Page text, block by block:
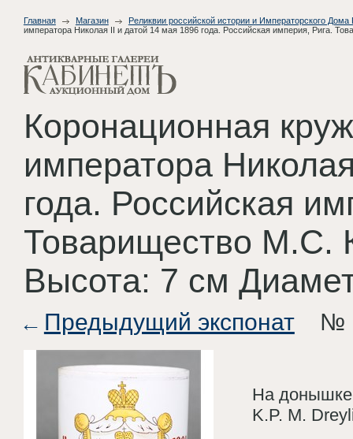
Главная Магазин
Реликвии российской истории и Императорского
императора Николая II и датой 14 мая 1896 года. Российская империя, Рига.
Коронационная
императора
года. Российская
Товарищество М.С.
Высота: 7 см
Предыдущий экспонат№
На донышке
K.P. M.